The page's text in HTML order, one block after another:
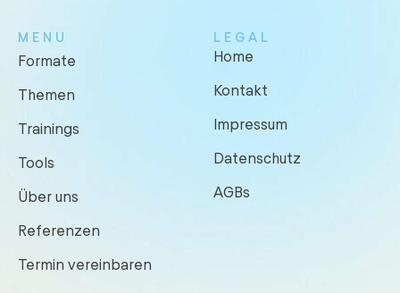
MENU
Formate
Themen
Trainings
Tools
Über uns
Referenzen
Termin vereinbaren
LEGAL
Home
Kontakt
Impressum
Datenschutz
AGBs